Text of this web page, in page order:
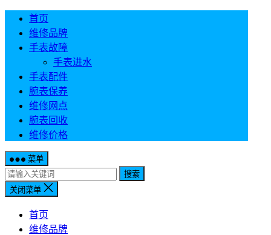
首页
维修品牌
手表故障
手表进水
手表配件
腕表保养
维修网点
腕表回收
维修价格
菜单
搜索
关闭菜单
首页
维修品牌